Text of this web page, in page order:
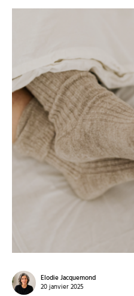
Elodie Jacquemond
20 janvier 2025